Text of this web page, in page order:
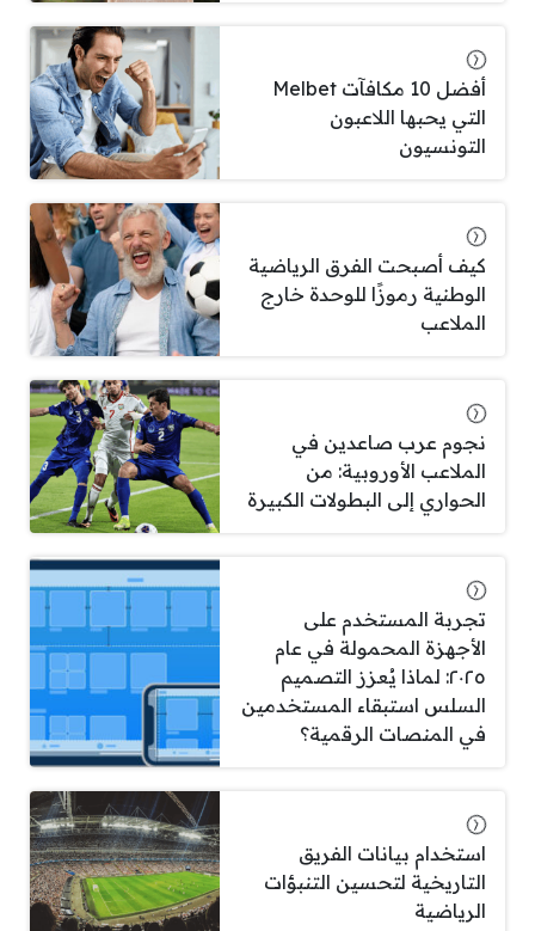
أفضل 10 مكافآت Melbet
التي يحبها اللاعبون
التونسيون
كيف أصبحت الفرق الرياضية
الوطنية رموزًا للوحدة خارج
الملاعب
نجوم عرب صاعدين في
الملاعب الأوروبية: من
الحواري إلى البطولات الكبيرة
تجربة المستخدم على
الأجهزة المحمولة في عام
٢٠٢٥: لماذا يُعزز التصميم
السلس استبقاء المستخدمين
في المنصات الرقمية؟
استخدام بيانات الفريق
التاريخية لتحسين التنبؤات
الرياضية